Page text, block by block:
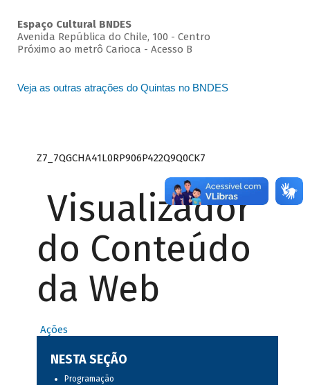
Espaço Cultural BNDES
Avenida República do Chile, 100 - Centro
Próximo ao metrô Carioca - Acesso B
Veja as outras atrações do Quintas no BNDES
Z7_7QGCHA41L0RP906P422Q9Q0CK7
Visualizador
do Conteúdo
da Web
Ações
NESTA SEÇÃO
Programação